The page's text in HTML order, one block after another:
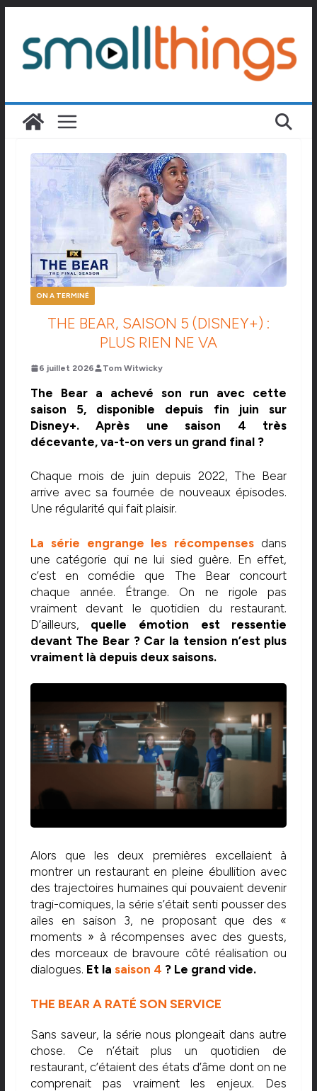
contenu
ON A TERMINÉ
THE BEAR, SAISON 5 (DISNEY+) :
PLUS RIEN NE VA
6 juillet 2026 Tom Witwicky
The Bear a achevé son run avec cette
saison 5, disponible depuis fin juin sur
Disney+. Après une saison 4 très
décevante, va-t-on vers un grand final ?
Chaque mois de juin depuis 2022, The Bear
arrive avec sa fournée de nouveaux épisodes.
Une régularité qui fait plaisir.
La série engrange les récompenses dans
une catégorie qui ne lui sied guère. En effet,
c’est en comédie que The Bear concourt
chaque année. Étrange. On ne rigole pas
vraiment devant le quotidien du restaurant.
D’ailleurs, quelle émotion est ressentie
devant The Bear ? Car la tension n’est plus
vraiment là depuis deux saisons.
Alors que les deux premières excellaient à
montrer un restaurant en pleine ébullition avec
des trajectoires humaines qui pouvaient devenir
tragi-comiques, la série s’était senti pousser des
ailes en saison 3, ne proposant que des «
moments » à récompenses avec des guests,
des morceaux de bravoure côté réalisation ou
dialogues. Et la saison 4 ? Le grand vide.
THE BEAR A RATÉ SON SERVICE
Sans saveur, la série nous plongeait dans autre
chose. Ce n’était plus un quotidien de
restaurant, c’étaient des états d’âme dont on ne
comprenait pas vraiment les enjeux. Des